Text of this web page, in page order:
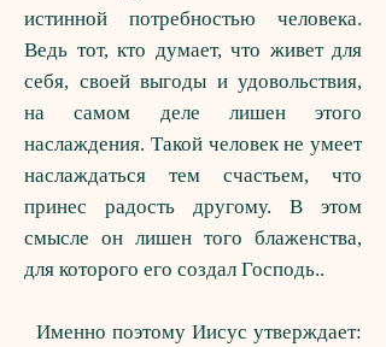
истинной потребностью человека.
Ведь тот, кто думает, что живет для
себя, своей выгоды и удовольствия,
на самом деле лишен этого
наслаждения. Такой человек не умеет
наслаждаться тем счастьем, что
принес радость другому. В этом
смысле он лишен того блаженства,
для которого его создал Господь..
Именно поэтому Иисус утверждает: